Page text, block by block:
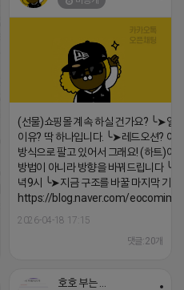
에서
메뉴※
집기
26 사
체험단
※ 모
12 ~
내 ※
능 체
입니다.
(선물)쇼핑몰 계속 하실 건가요? ╰➤열
이유? 딱 하나입니다. ╰➤레드오션? 아
방식으로 팔고 있어서 그래요! (하트)이
방법이 아니라 방향을 바꿔드립니다
녁9시 ╰➤지금 구조를 바꿀 마지막 기회
https://blog.naver.com/eocomim/
2026-04-18 17:15
댓글:20개